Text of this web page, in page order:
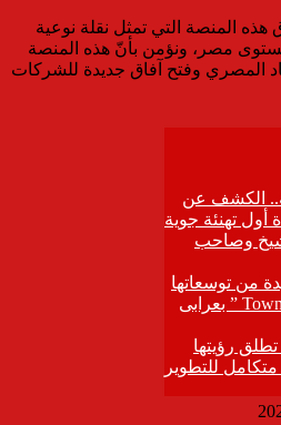
المنصة التي تمثل نقلة نوعية
مصر، ونؤمن بأنّ هذه المنصة
المصري وفتح آفاق جديدة للشركات